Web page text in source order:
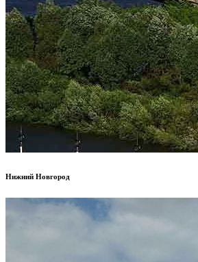
Нижний Новгород